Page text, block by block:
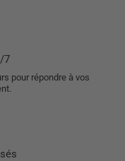
7
pour répondre à vos